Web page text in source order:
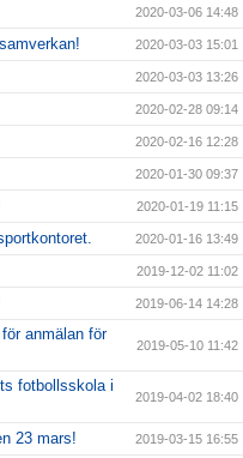
2020-03-06 14:48
2020-03-03 15:01
2020-03-03 13:26
2020-02-28 09:14
2020-02-16 12:28
2020-01-30 09:37
2020-01-19 11:15
2020-01-16 13:49
2019-12-02 11:02
2019-06-14 14:28
anmälan för
2019-05-10 11:42
fotbollsskola i
2019-04-02 18:40
23 mars! 2019-03-15 16:55